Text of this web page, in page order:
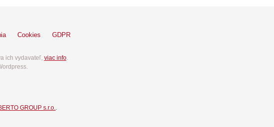
Cookies GDPR
ich vydavateľ, viac info.
GROUP s.r.o..